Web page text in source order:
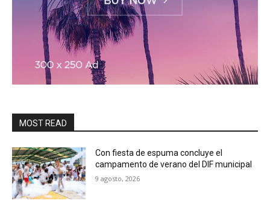
MOST READ
Con fiesta de espuma concluye el
campamento de verano del DIF municipal
9 agosto, 2026